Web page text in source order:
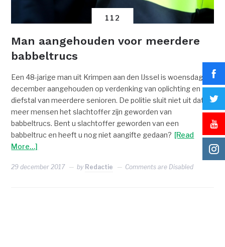
112
Man aangehouden voor meerdere
babbeltrucs
Een 48-jarige man uit Krimpen aan den IJssel is woensdag 20
december aangehouden op verdenking van oplichting en
diefstal van meerdere senioren. De politie sluit niet uit dat
meer mensen het slachtoffer zijn geworden van
babbeltrucs. Bent u slachtoffer geworden van een
babbeltruc en heeft u nog niet aangifte gedaan? [Read
More…]
29 december 2017 by Redactie Comments are Disabled